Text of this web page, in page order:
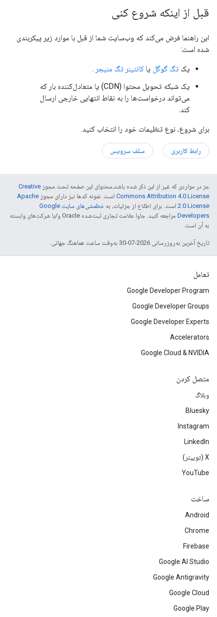
قبل از اینکه شروع کنی
این راهنما فرض می‌کند که وب‌سایت شما از قبل با موارد زیر پیکربندی
شده است:
یک تگ گوگل یا کانتینر تگ منیجر .
یک شبکه تحویل محتوا (CDN) یا متعادل‌کننده بار که
می‌تواند درخواست‌ها را به نقاط انتهایی خارجی ارسال
کند.
برای شروع، نوع تنظیمات خود را انتخاب کنید.
رابط کاربری سلف سرویس
جز در مواردی که غیر از این ذکر شده باشد،‌محتوای این صفحه تحت مجوز Creative
Commons Attribution 4.0 License است. نمونه کدها نیز دارای مجوز Apache
2.0 License است. برای اطلاع از جزئیات، به
خطمشی‌های سایت Google
Developers‏
مراجعه کنید. جاوا علامت تجاری ثبت‌شده Oracle و/یا شرکت‌های وابسته
به آن است.
تاریخ آخرین به‌روزرسانی 2026-07-30 به‌وقت ساعت هماهنگ جهانی.
تعامل
Google Developer Program
Google Developer Groups
Google Developer Experts
Accelerators
Google Cloud & NVIDIA
متصل کردن
وبلاگ
Bluesky
Instagram
LinkedIn
‫X (توییتر)
YouTube
ساخت
Android
Chrome
Firebase
Google AI Studio
Google Antigravity
Google Cloud
Google Play